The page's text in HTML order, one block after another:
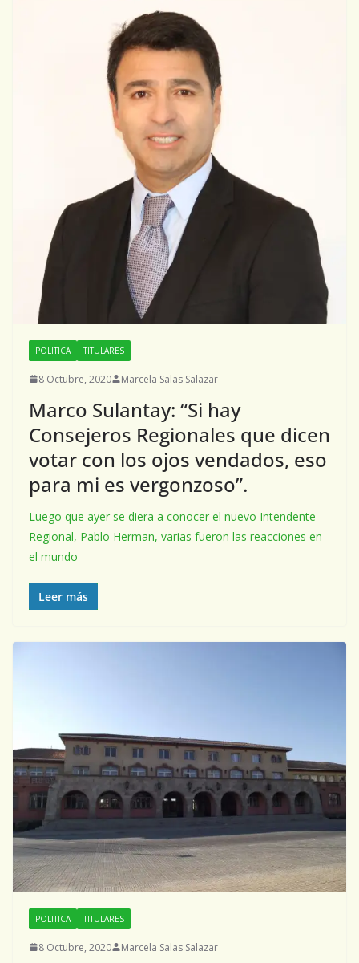
POLITICA TITULARES
8 Octubre, 2020 Marcela Salas Salazar
Marco Sulantay: “Si hay
Consejeros Regionales que dicen
votar con los ojos vendados, eso
para mi es vergonzoso”.
Luego que ayer se diera a conocer el nuevo Intendente
Regional, Pablo Herman, varias fueron las reacciones en
el mundo
Leer más
POLITICA TITULARES
8 Octubre, 2020 Marcela Salas Salazar